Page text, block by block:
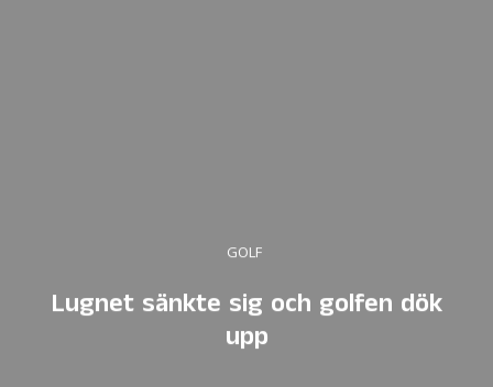
GOLF
Lugnet sänkte sig och golfen dök
upp